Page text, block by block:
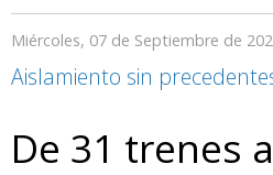
Miércoles, 07 de Septiembre de
Aislamiento sin
De 31 trenes